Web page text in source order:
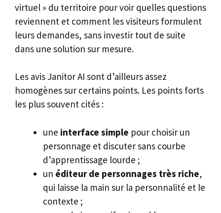
virtuel » du territoire pour voir quelles questions
reviennent et comment les visiteurs formulent
leurs demandes, sans investir tout de suite
dans une solution sur mesure.
Les avis Janitor AI sont d’ailleurs assez
homogènes sur certains points. Les points forts
les plus souvent cités :
une interface simple pour choisir un
personnage et discuter sans courbe
d’apprentissage lourde ;
un éditeur de personnages très riche,
qui laisse la main sur la personnalité et le
contexte ;